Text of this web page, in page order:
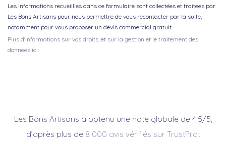
Les informations recueillies dans ce formulaire sont collectées et traitées par
Les Bons Artisans pour nous permettre de vous recontacter par la suite,
notamment pour vous proposer un devis commercial gratuit.
Plus d'informations sur vos droits, et sur la gestion et le traitement des
données ici.
Les Bons Artisans a obtenu une note globale de 4.5/5,
d’après plus de 8 000 avis vérifiés sur TrustPilot